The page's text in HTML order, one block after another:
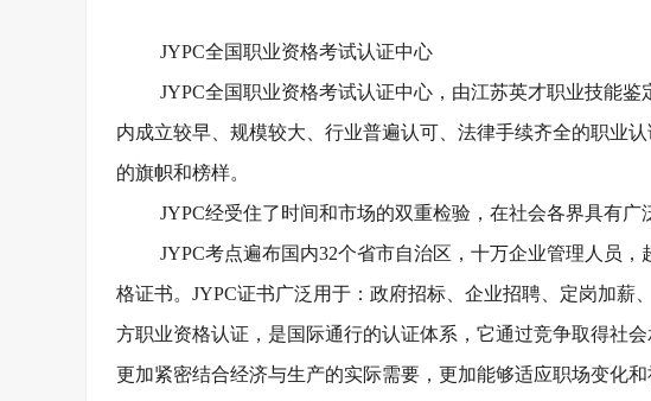
JYPC全国职业资格考试认证中心
JYPC全国职业资格考试认证中心，由江苏英才职业技能鉴
内成立较早、规模较大、行业普遍认可、法律手续齐全的职业
的旗帜和榜样。
JYPC经受住了时间和市场的双重检验，在社会各界具有广
JYPC考点遍布国内32个省市自治区，十万企业管理人员
格证书。JYPC证书广泛用于：政府招标、企业招聘、定岗加薪
方职业资格认证，是国际通行的认证体系，它通过竞争取得社
更加紧密结合经济与生产的实际需要，更加能够适应职场变化